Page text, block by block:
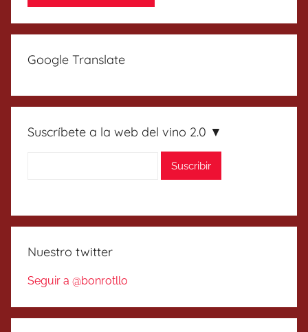
Google Translate
Suscríbete a la web del vino 2.0 ▼
Nuestro twitter
Seguir a @bonrotllo